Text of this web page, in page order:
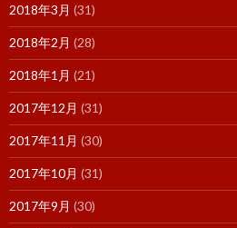
2018年3月 (31)
2018年2月 (28)
2018年1月 (21)
2017年12月 (31)
2017年11月 (30)
2017年10月 (31)
2017年9月 (30)